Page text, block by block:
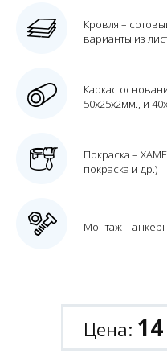
Кровля –
варианты из
Каркас
50х25х2мм., и
Покраска –
покраска и др.)
Монтаж –
Цена: